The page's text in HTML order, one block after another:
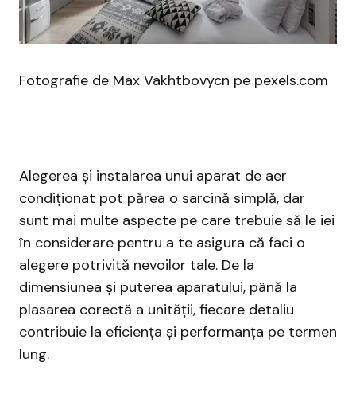
Fotografie de Max Vakhtbovycn pe pexels.com
Alegerea și instalarea unui aparat de aer
condiționat pot părea o sarcină simplă, dar
sunt mai multe aspecte pe care trebuie să le iei
în considerare pentru a te asigura că faci o
alegere potrivită nevoilor tale. De la
dimensiunea și puterea aparatului, până la
plasarea corectă a unității, fiecare detaliu
contribuie la eficiența și performanța pe termen
lung.